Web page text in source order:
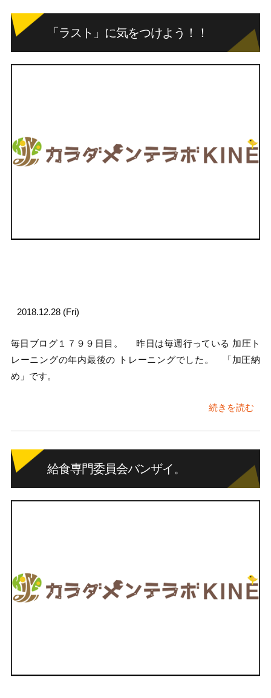
「ラスト」に気をつけよう！！
2018.12.28 (Fri)
毎日ブログ１７９９日目。 昨日は毎週行っている 加圧ト
レーニングの年内最後の トレーニングでした。 「加圧納
め」です。
続きを読む
給食専門委員会バンザイ。